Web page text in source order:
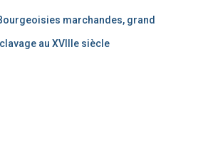
marchandes, grand
au XVIIIe siècle